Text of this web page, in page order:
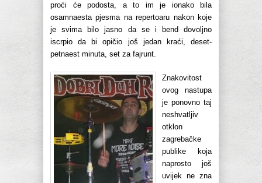
proći će podosta, a to im je ionako bila
osamnaesta pjesma na repertoaru nakon koje
je svima bilo jasno da se i bend dovoljno
iscrpio da bi opičio još jedan kraći, deset-
petnaest minuta, set za fajrunt.
Znakovitost
ovog nastupa
je ponovno taj
neshvatljiv
otklon
zagrebačke
publike koja
naprosto još
uvijek ne zna